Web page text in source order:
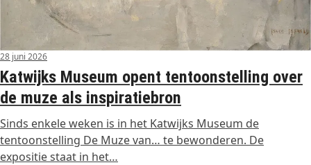
28 juni 2026
Katwijks Museum opent tentoonstelling over
de muze als inspiratiebron
Sinds enkele weken is in het Katwijks Museum de
tentoonstelling De Muze van… te bewonderen. De
expositie staat in het…